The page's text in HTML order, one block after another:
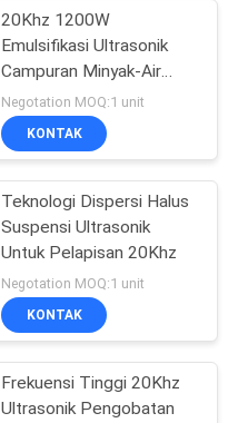
20Khz 1200W
Emulsifikasi Ultrasonik
Campuran Minyak-Air
Laboratorium
Negotation MOQ:1 unit
KONTAK
Teknologi Dispersi Halus
Suspensi Ultrasonik
Untuk Pelapisan 20Khz
Negotation MOQ:1 unit
KONTAK
Frekuensi Tinggi 20Khz
Ultrasonik Pengobatan